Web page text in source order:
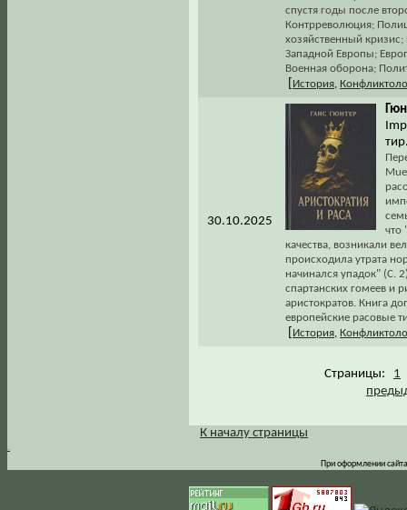
спустя годы после
Контрреволюция;
хозяйственный
Западной Европы;
Военная оборона;
История
30.10.2025
что
качества, возникали
происходила утрата
начинался упадок" (С.
спартанских гомеев и
аристократов. Книга
европейские расовые
История
Страницы: 1
.
К началу страницы
При оформлении